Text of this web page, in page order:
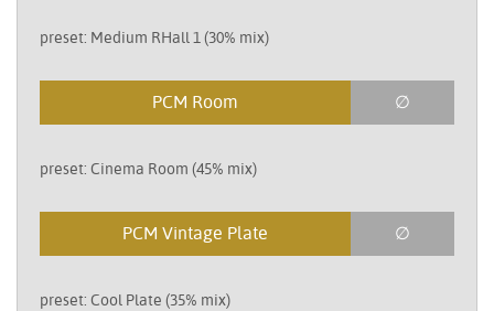
preset: Medium RHall 1 (30% mix)
PCM Room ∅
preset: Cinema Room (45% mix)
PCM Vintage Plate ∅
preset: Cool Plate (35% mix)